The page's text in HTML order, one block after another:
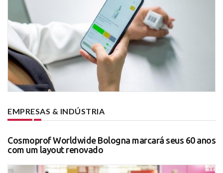
EMPRESAS & INDÚSTRIA
Cosmoprof Worldwide Bologna marcará seus 60 anos
com um layout renovado